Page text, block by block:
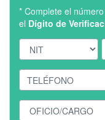
* Complete el
el Dígito de